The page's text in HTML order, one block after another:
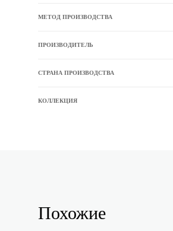
МЕТОД ПРОИЗВОДСТВА
ПРОИЗВОДИТЕЛЬ
СТРАНА ПРОИЗВОДСТВА
КОЛЛЕКЦИЯ
Похожие